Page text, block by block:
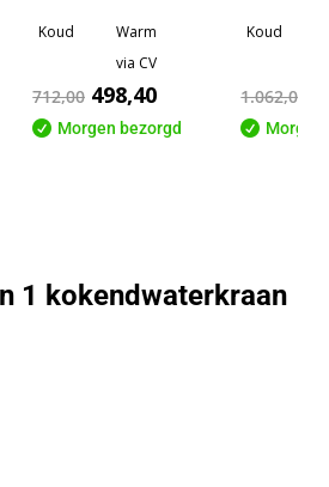
Koud
Warm
via CV
712,00 498,40
 Morgen bezorgd
Koud
1.062,00
 Morgen
1 kokendwaterkraan